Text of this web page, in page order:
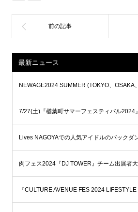
最新ニュース
Lives NAGOYAでの人気アイドルのバックダ
肉フェス2024『DJ TOWER』チーム出展者大